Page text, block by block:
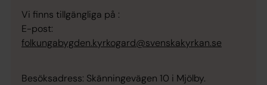
Vi finns tillgängliga på :
E-post:
folkungabygden.kyrkogard@svenskakyrkan.se
Besöksadress: Skänningevägen 10 i Mjölby.